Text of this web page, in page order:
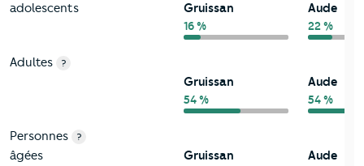
adolescents
Gruissan
16 %
Aude
22 %
Adultes ?
Gruissan
54 %
Aude
54 %
Personnes
âgées
?
Gruissan Aude